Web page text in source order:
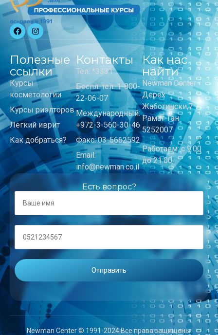
Полезные
ссылки
Курсы
косметологии
Курсы риэлторов
Легкий иврит
Как добраться?
Контакты
Тел: *3331
Беспл. тел: 1-800-
22-06-07
Международный:
+972-3-560-30-46
Факс: 03-5662592
Email:
info@newman.co.il
Как нас
найти
Newman Center
Дерех
Жаботински,7
Рамат-Ган
5252007
Работаем: с 9:00
до 21:00
Есть вопрос?
Newman Center © 1991-2024 Все права защищены.